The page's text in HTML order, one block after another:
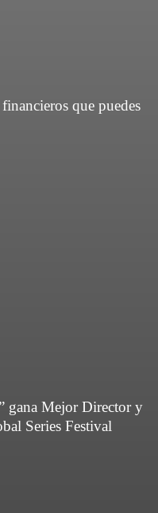
que puedes
gana Mejor Director y
Series Festival